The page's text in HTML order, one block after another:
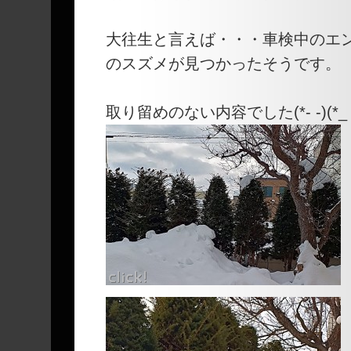
大往生と言えば・・・車検中のエ
のスズメが見つかったそうです。
取り留めのない内容でした(*- -